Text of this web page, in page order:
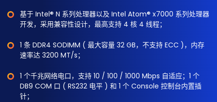
基于 Intel® N 系列处理器以及 Intel Atom® x7000 系列处理器
开发，采用兼容性设计，最高支持 4 核 4 线程；
1 条 DDR4 SODIMM ( 最大容量 32 GB，不支持 ECC )，内存
速率达 3200 MT/s；
1 个千兆网络电口，支持 10 / 100 / 1000 Mbps 自适应；1 个
DB9 COM 口 ( RS232 电平 ) 和 1 个 Console 控制台内置插
针；